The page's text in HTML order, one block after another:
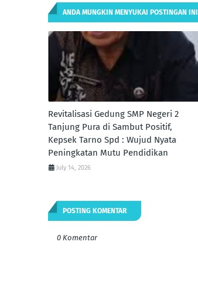
ANDA MUNGKIN MENYUKAI POSTINGAN INI
Revitalisasi Gedung SMP Negeri 2
Tanjung Pura di Sambut Positif,
Kepsek Tarno Spd : Wujud Nyata
Peningkatan Mutu Pendidikan
July 14, 2026
POSTING KOMENTAR
0 Komentar